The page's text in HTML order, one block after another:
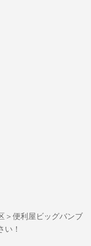
＞便利屋ビッグバンブ
！